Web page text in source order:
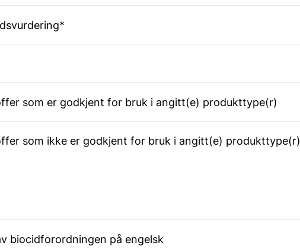
stoffer som er godkjent for bruk i angitt(e) produkttype(r)
stoffer som ikke er godkjent for bruk i angitt(e) produkttype(r)
biocidforordningen på engelsk